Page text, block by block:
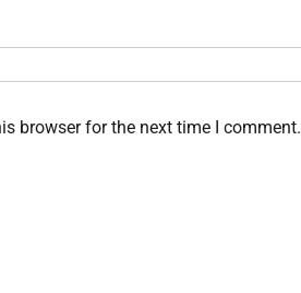
browser for the next time I comment.